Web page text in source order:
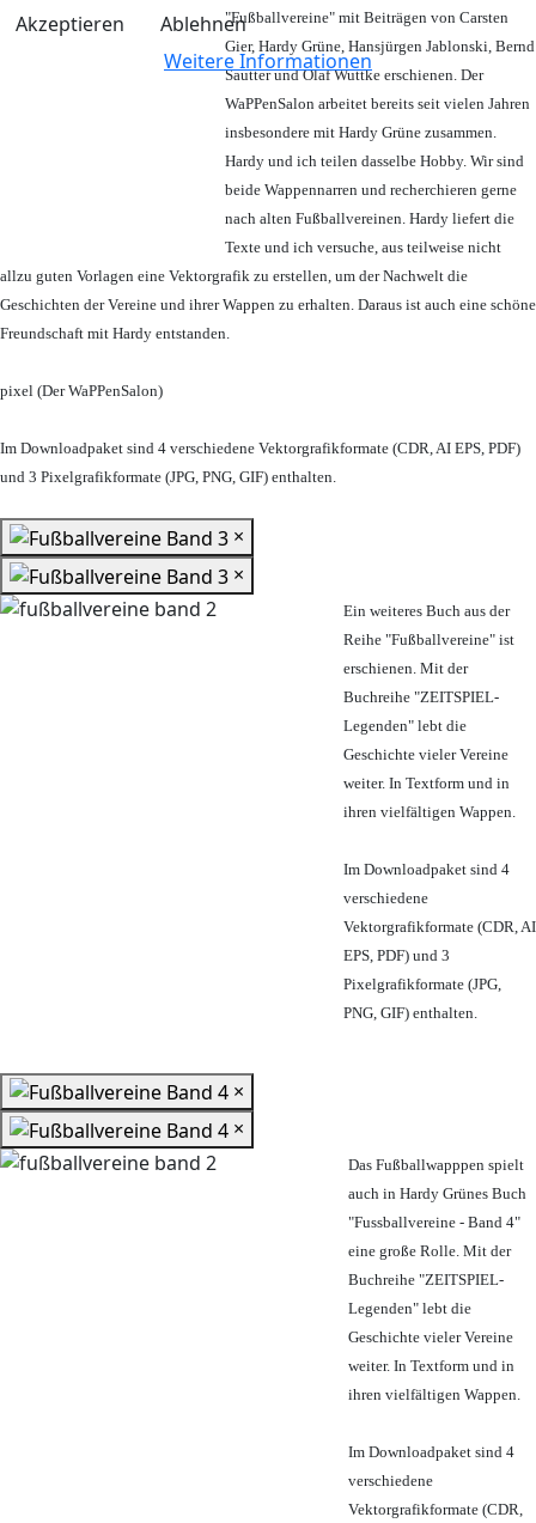
Akzeptieren
Ablehnen
Weitere Informationen
"Fußballvereine" mit Beiträgen von Carsten
Gier, Hardy Grüne, Hansjürgen Jablonski, Bernd
Sautter und Olaf Wuttke erschienen. Der
WaPPenSalon arbeitet bereits seit vielen Jahren
insbesondere mit Hardy Grüne zusammen.
Hardy und ich teilen dasselbe Hobby. Wir sind
beide Wappennarren und recherchieren gerne
nach alten Fußballvereinen. Hardy liefert die
Texte und ich versuche, aus teilweise nicht
allzu guten Vorlagen eine Vektorgrafik zu erstellen, um der Nachwelt die
Geschichten der Vereine und ihrer Wappen zu erhalten. Daraus ist auch eine schöne
Freundschaft mit Hardy entstanden.
pixel (Der WaPPenSalon)
Im Downloadpaket sind 4 verschiedene Vektorgrafikformate (CDR, AI EPS, PDF)
und 3 Pixelgrafikformate (JPG, PNG, GIF) enthalten.
×
×
Ein weiteres Buch aus der
Reihe "Fußballvereine" ist
erschienen. Mit der
Buchreihe "ZEITSPIEL-
Legenden" lebt die
Geschichte vieler Vereine
weiter. In Textform und in
ihren vielfältigen Wappen.
Im Downloadpaket sind 4
verschiedene
Vektorgrafikformate (CDR, AI
EPS, PDF) und 3
Pixelgrafikformate (JPG,
PNG, GIF) enthalten.
×
×
Das Fußballwapppen spielt
auch in Hardy Grünes Buch
"Fussballvereine - Band 4"
eine große Rolle. Mit der
Buchreihe "ZEITSPIEL-
Legenden" lebt die
Geschichte vieler Vereine
weiter. In Textform und in
ihren vielfältigen Wappen.
Im Downloadpaket sind 4
verschiedene
Vektorgrafikformate (CDR,